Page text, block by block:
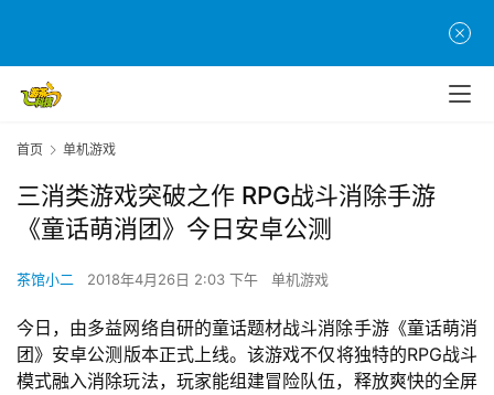
首页 单机游戏
三消类游戏突破之作 RPG战斗消除手游
《童话萌消团》今日安卓公测
茶馆小二 2018年4月26日 2:03 下午 单机游戏
今日，由多益网络自研的童话题材战斗消除手游《童话萌消
团》安卓公测版本正式上线。该游戏不仅将独特的RPG战斗
模式融入消除玩法，玩家能组建冒险队伍，释放爽快的全屏